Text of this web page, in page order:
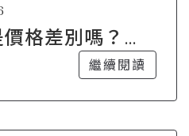
格差別嗎？真
繼續閱讀